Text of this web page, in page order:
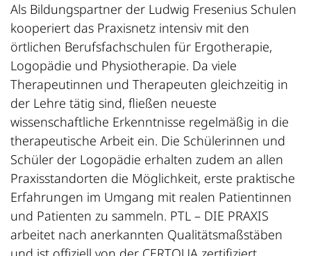
Als Bildungspartner der Ludwig Fresenius Schulen
kooperiert das Praxisnetz intensiv mit den
örtlichen Berufsfachschulen für Ergotherapie,
Logopädie und Physiotherapie. Da viele
Therapeutinnen und Therapeuten gleichzeitig in
der Lehre tätig sind, fließen neueste
wissenschaftliche Erkenntnisse regelmäßig in die
therapeutische Arbeit ein. Die Schülerinnen und
Schüler der Logopädie erhalten zudem an allen
Praxisstandorten die Möglichkeit, erste praktische
Erfahrungen im Umgang mit realen Patientinnen
und Patienten zu sammeln. PTL – DIE PRAXIS
arbeitet nach anerkannten Qualitätsmaßstäben